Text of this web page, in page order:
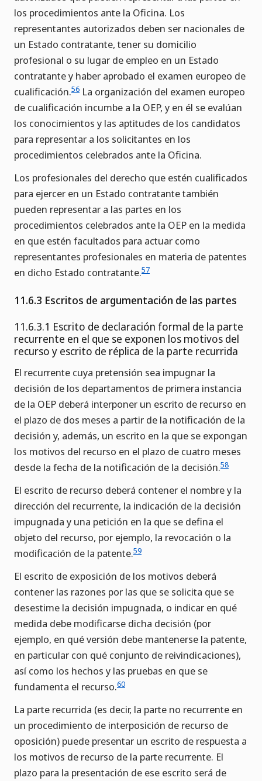
los procedimientos ante la Oficina. Los
representantes autorizados deben ser nacionales de
un Estado contratante, tener su domicilio
profesional o su lugar de empleo en un Estado
contratante y haber aprobado el examen europeo de
cualificación.56 La organización del examen europeo
de cualificación incumbe a la OEP, y en él se evalúan
los conocimientos y las aptitudes de los candidatos
para representar a los solicitantes en los
procedimientos celebrados ante la Oficina.
Los profesionales del derecho que estén cualificados
para ejercer en un Estado contratante también
pueden representar a las partes en los
procedimientos celebrados ante la OEP en la medida
en que estén facultados para actuar como
representantes profesionales en materia de patentes
en dicho Estado contratante.57
11.6.3 Escritos de argumentación de las partes
11.6.3.1 Escrito de declaración formal de la parte
recurrente en el que se exponen los motivos del
recurso y escrito de réplica de la parte recurrida
El recurrente cuya pretensión sea impugnar la
decisión de los departamentos de primera instancia
de la OEP deberá interponer un escrito de recurso en
el plazo de dos meses a partir de la notificación de la
decisión y, además, un escrito en la que se expongan
los motivos del recurso en el plazo de cuatro meses
desde la fecha de la notificación de la decisión.58
El escrito de recurso deberá contener el nombre y la
dirección del recurrente, la indicación de la decisión
impugnada y una petición en la que se defina el
objeto del recurso, por ejemplo, la revocación o la
modificación de la patente.59
El escrito de exposición de los motivos deberá
contener las razones por las que se solicita que se
desestime la decisión impugnada, o indicar en qué
medida debe modificarse dicha decisión (por
ejemplo, en qué versión debe mantenerse la patente,
en particular con qué conjunto de reivindicaciones),
así como los hechos y las pruebas en que se
fundamenta el recurso.60
La parte recurrida (es decir, la parte no recurrente en
un procedimiento de interposición de recurso de
oposición) puede presentar un escrito de respuesta a
los motivos de recurso de la parte recurrente. El
plazo para la presentación de ese escrito será de